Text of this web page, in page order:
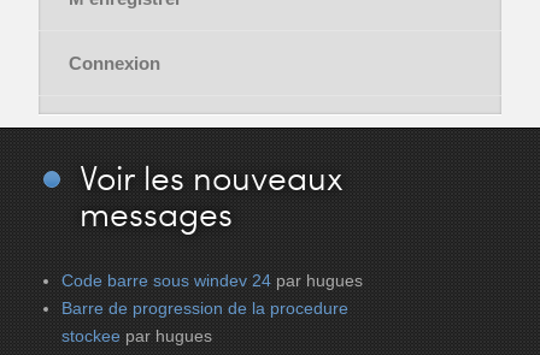
Connexion
Voir les nouveaux
messages
Code barre sous windev 24 par hugues
Barre de progression de la procedure
stockee par hugues